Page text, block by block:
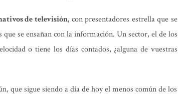
de televisión,con presentadores estrella que se
se ensañan con la información. Un sector, el de los
o tiene los días contados, ¿alguna de vuestras
que sigue siendo a día de hoy el menos común de los